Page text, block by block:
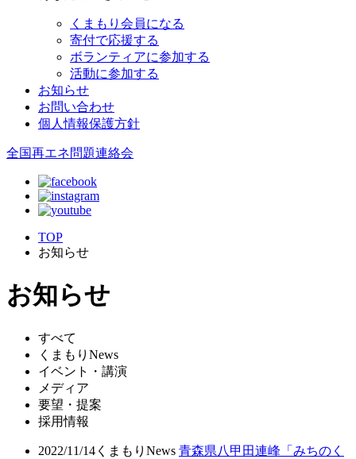
くまもり会員になる
寄付で応援する
ボランティアに参加する
活動に参加する
お知らせ
お問い合わせ
個人情報保護方針
全国再エネ問題連絡会
TOP
お知らせ
お知らせ
すべて
くまもりNews
イベント・講演
メディア
要望・提案
採用情報
2022/11/14 くまもりNews 青森県八甲田連峰「みちのく